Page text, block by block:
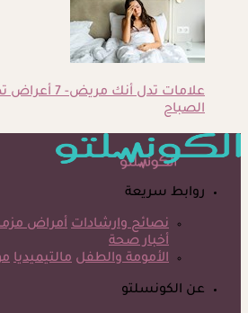
علامات تدل
الصباح
روابط سريعة
نصائح وارشادات أمراض
أخبار صحة
الأمومة والطفل مالتيميديا
عن الكونسلتو